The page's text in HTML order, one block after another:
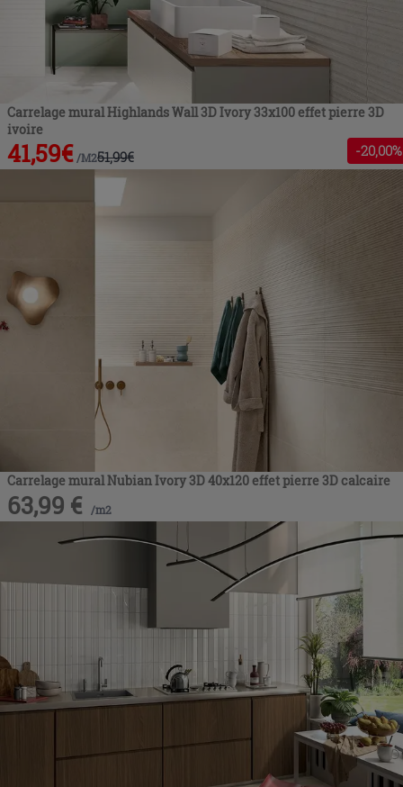
Carrelage mural Highlands Wall 3D Ivory 33x100 effet pierre 3D
ivoire
41,59€ /M251,99€ -20,00%
Carrelage mural Nubian Ivory 3D 40x120 effet pierre 3D calcaire
63,99 € /m2